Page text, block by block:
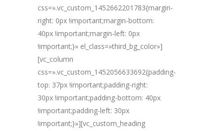
css=».vc_custom_1452662201783{margin-
right: 0px !important;margin-bottom:
40px !important;margin-left: 0px
!important;}» el_class=»third_bg_color»]
[vc_column
css=».vc_custom_1452056633692{padding-
top: 37px !important;padding-right:
30px !important;padding-bottom: 40px
!important;padding-left: 30px
!important;}»][vc_custom_heading